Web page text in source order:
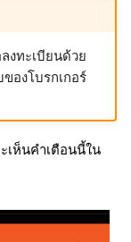
งทะเบียนด้วย
องโบรกเกอร์
เห็นคำเตือนนี้ใน